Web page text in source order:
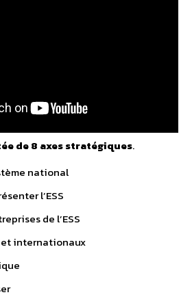
de 8 axes stratégiques.
national
l’ESS
de l’ESS
et internationaux